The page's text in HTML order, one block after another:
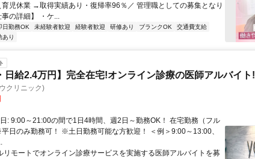
児休業 →取得実績あり・復帰率96％／ 管理職としての募集となり
事の詳細】 ・ケ...
日勤務OK 未経験者歓迎 経験者歓迎 研修あり ブランクOK
交通費支給
あり
日給2.4万円】完全在宅!オンライン診療の医師アルバイト!
クリニック)
: 9:00～21:00の間で1日4時間、週2日～勤務OK！ 在宅勤務（フル
日のみ勤務可！ ※土日勤務可能な方歓迎！ ＜例＞9:00～13:00、
リモートでオンライン診療サービスを実施する医師アルバイトを募